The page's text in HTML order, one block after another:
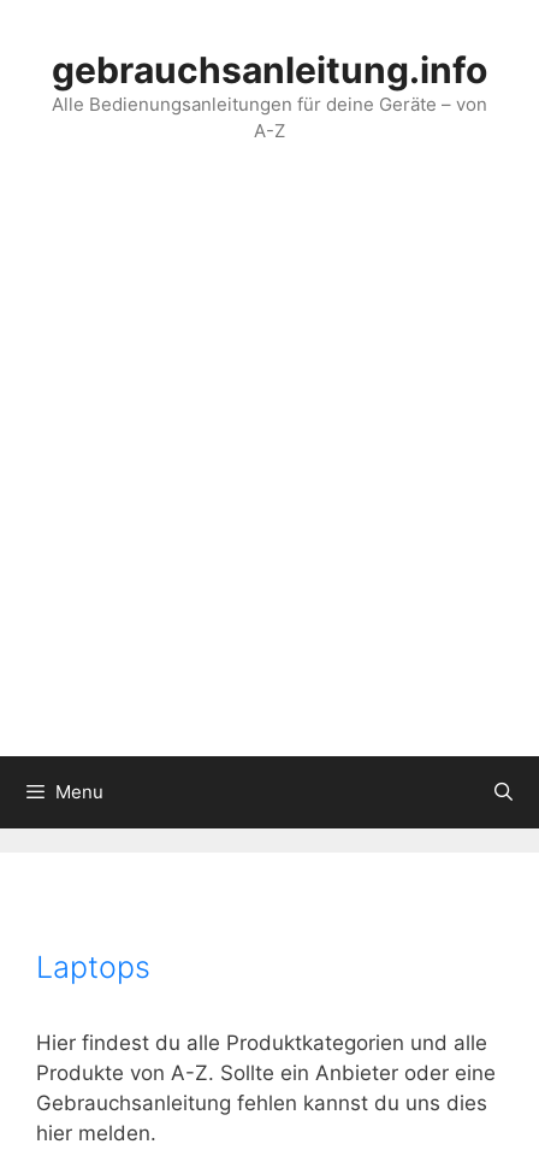
contentgebrauchsanleitung.info
Alle Bedienungsanleitungen für deine Geräte – von
A-Z
Menu
Laptops
Hier findest du alle Produktkategorien und alle
Produkte von A-Z. Sollte ein Anbieter oder eine
Gebrauchsanleitung fehlen kannst du uns dies
hier melden.